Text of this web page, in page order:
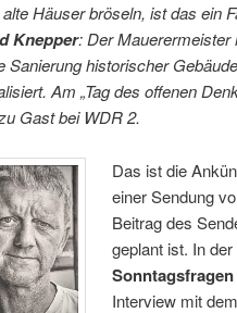
alte Häuser bröseln, ist das ein
Knepper: Der Mauerermeister
Sanierung historischer Gebäude
Am „Tag des offenen
Gast bei WDR 2.
Das ist die
einer Sendung
Beitrag des
geplant ist. In
Sonntagsfragen
Interview mit